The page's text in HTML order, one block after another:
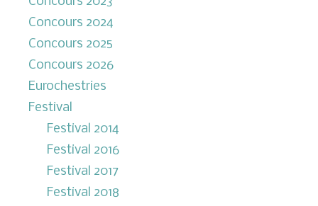
Concours 2024
Concours 2025
Concours 2026
Eurochestries
Festival
Festival 2014
Festival 2016
Festival 2017
Festival 2018